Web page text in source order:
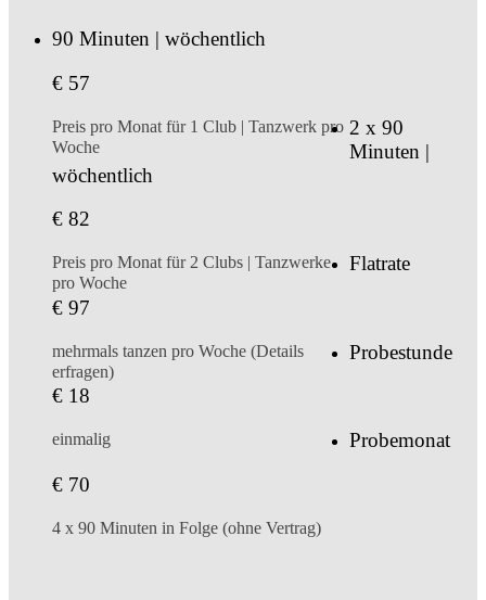
90 Minuten | wöchentlich
€ 57
Preis pro Monat für 1 Club | Tanzwerk pro
Woche
2 x 90
Minuten |
wöchentlich
€ 82
Preis pro Monat für 2 Clubs | Tanzwerke
pro Woche
Flatrate
€ 97
mehrmals tanzen pro Woche (Details
erfragen)
Probestunde
€ 18
einmalig
Probemonat
€ 70
4 x 90 Minuten in Folge (ohne Vertrag)